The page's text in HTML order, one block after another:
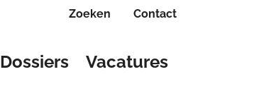
Zoeken Contact
Dossiers Vacatures